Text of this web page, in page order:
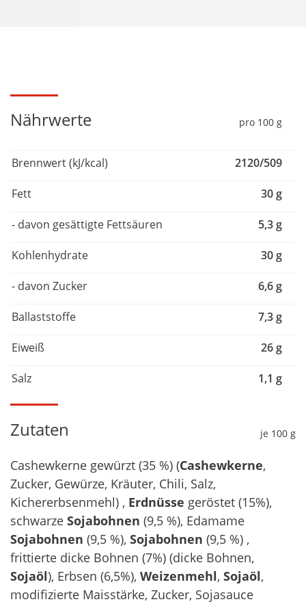
Nährwerte pro 100 g
Brennwert (kJ/kcal) 2120/509
Fett 30 g
- davon gesättigte Fettsäuren 5,3 g
Kohlenhydrate 30 g
- davon Zucker 6,6 g
Ballaststoffe 7,3 g
Eiweiß 26 g
Salz 1,1 g
Zutaten je 100 g
Cashewkerne gewürzt (35 %) (Cashewkerne,
Zucker, Gewürze, Kräuter, Chili, Salz,
Kichererbsenmehl) , Erdnüsse geröstet (15%),
schwarze Sojabohnen (9,5 %), Edamame
Sojabohnen (9,5 %), Sojabohnen (9,5 %) ,
frittierte dicke Bohnen (7%) (dicke Bohnen,
Sojaöl), Erbsen (6,5%), Weizenmehl, Sojaöl,
modifizierte Maisstärke, Zucker, Sojasauce